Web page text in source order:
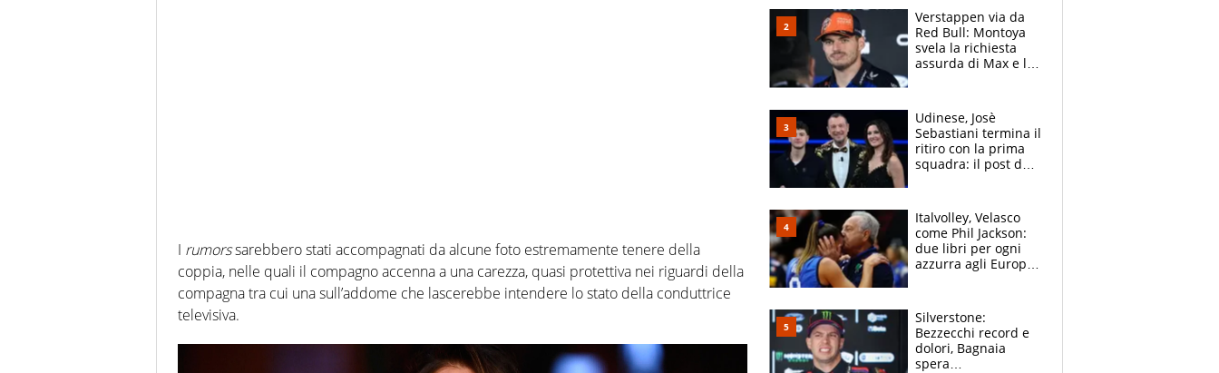
I rumorssarebbero stati accompagnati da alcune foto estremamente tenere della
coppia, nelle quali il compagno accenna a una carezza, quasi protettiva nei riguardi della
compagna tra cui una sull’addome che lascerebbe intendere lo stato della conduttrice
televisiva.
azzurri
Verstappen via da
Red Bull: Montoya
svela la richiesta
assurda di Max e lo
McLaren siano
meglio?”
Udinese, Josè
Sebastiani termina il
ritiro con la prima
squadra: il post del
sfondo
Italvolley, Velasco
come Phil Jackson:
due libri per ogni
azzurra agli Europei.
Silverstone:
Bezzecchi record e
dolori, Bagnaia
spera